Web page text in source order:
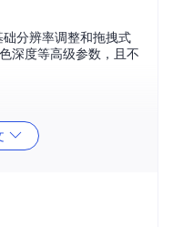
分辨率调整和拖拽式
深度等高级参数，且不
试、演示等不同场景下
方式平均耗时超过2分
异可能导致设计稿偏